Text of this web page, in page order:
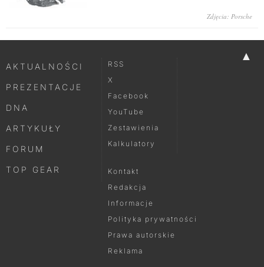
Zdjęcia: Porsche
▲
AKTUALNOŚCI
PREZENTACJE
DNA
ARTYKUŁY
FORUM
TOP GEAR
RSS
X
Facebook
YouTube
Zestawienia
Kalkulatory
Kontakt
Redakcja
Informacje
Polityka prywatności
Prawa autorskie
Reklama